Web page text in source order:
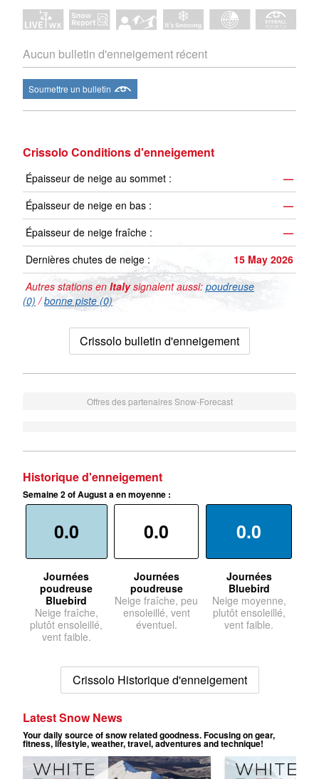
Aucun bulletin d'enneigement récent
Soumettre un bulletin
Crissolo Conditions d'enneigement
Épaisseur de neige au sommet :
—
Épaisseur de neige en bas :
—
Épaisseur de neige fraîche :
—
Dernières chutes de neige :
15 May 2026
Autres stations en Italysignalent aussi: poudreuse
(0) /bonne piste (0)
Crissolo bulletin d'enneigement
Offres des partenaires Snow-Forecast
Historique d'enneigement
Semaine 2 of August a en moyenne :
0.0
Journées
poudreuse
Bluebird
Neige fraîche,
plutôt ensoleillé,
vent faible.
0.0
Journées
poudreuse
Neige fraîche, peu
ensoleillé, vent
éventuel.
0.0
Journées
Bluebird
Neige moyenne,
plutôt ensoleillé,
vent faible.
Crissolo Historique d'enneigement